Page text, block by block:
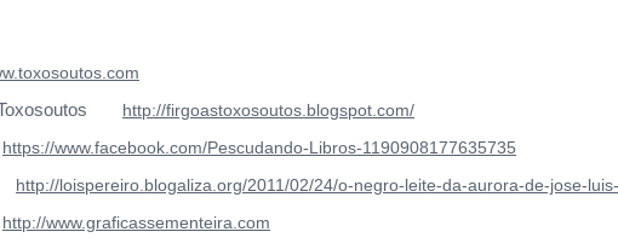
http://firgoastoxosoutos.blogspot.com/
https://www.facebook.com/Pescudando-Libros-1190908177635735
http://loispereiro.blogaliza.org/2011/02/24/o-negro-leite-da-aurora-de-jose-
http://www.graficassementeira.com